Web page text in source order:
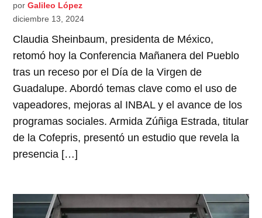
por Galileo López
diciembre 13, 2024
Claudia Sheinbaum, presidenta de México,
retomó hoy la Conferencia Mañanera del Pueblo
tras un receso por el Día de la Virgen de
Guadalupe. Abordó temas clave como el uso de
vapeadores, mejoras al INBAL y el avance de los
programas sociales. Armida Zúñiga Estrada, titular
de la Cofepris, presentó un estudio que revela la
presencia […]